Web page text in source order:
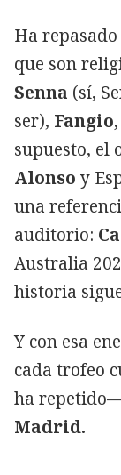
Ha
que son
Senna (sí,
ser),
supuesto, el
Alonso y
una
auditorio:
Australia
historia
Y con esa
cada trofeo
ha
Madrid.